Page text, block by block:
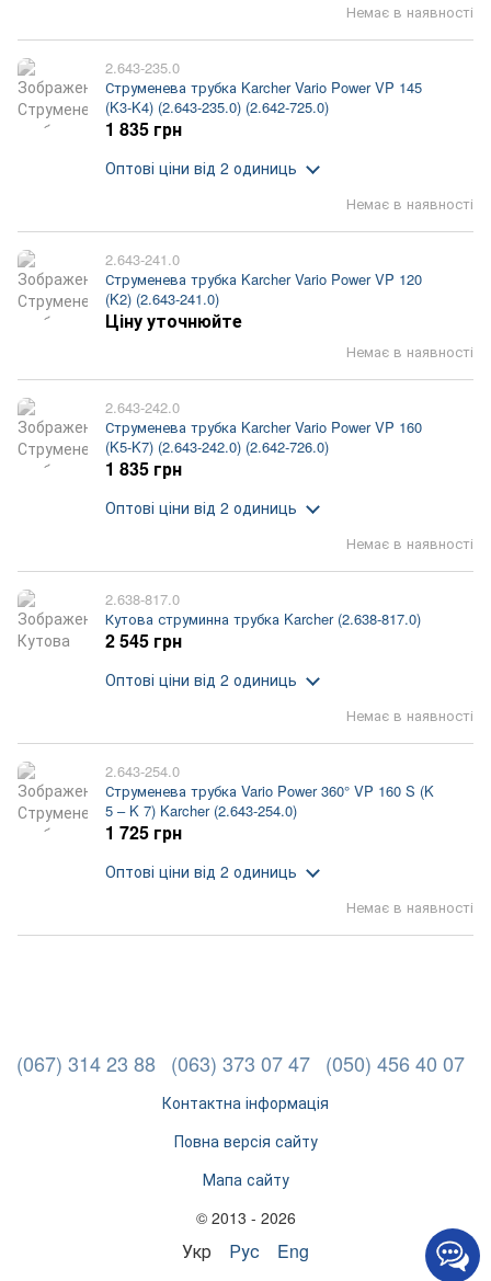
Немає в наявності
2.643-235.0
Струменева трубка Karcher Vario Power VP 145
(K3-K4) (2.643-235.0) (2.642-725.0)
Немає в наявності
1 835 грн
Оптові ціни від 2 одиниць
2.643-241.0
Струменева трубка Karcher Vario Power VP 120
(K2) (2.643-241.0)
Немає в наявності
Ціну уточнюйте
2.643-242.0
Струменева трубка Karcher Vario Power VP 160
(K5-K7) (2.643-242.0) (2.642-726.0)
Немає в наявності
1 835 грн
Оптові ціни від 2 одиниць
2.638-817.0
Кутова струминна трубка Karcher (2.638-817.0)
Немає в наявності
2 545 грн
Оптові ціни від 2 одиниць
2.643-254.0
Струменева трубка Vario Power 360° VP 160 S (K
5 – K 7) Karcher (2.643-254.0)
Немає в наявності
1 725 грн
Оптові ціни від 2 одиниць
(067) 314 23 88 (063) 373 07 47 (050) 456 40 07
Контактна інформація
Повна версія сайту
Мапа сайту
© 2013 - 2026
Укр Рус Eng